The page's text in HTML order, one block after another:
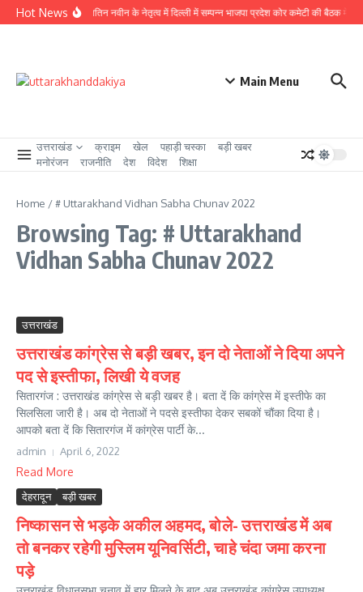
Skip to content
Hot News
राष्ट्रीय अध्यक्ष नितिन नवीन के नेतृत्व में दिल्ली में सम्पन्न भाजपा प्रदेश कोर कमेटी की बैठक में लिये
Main Menu
उत्तराखंड क्राइम खेल पहाड़ी चस्का
बड़ी खबर
मनोरंजन
राजनीति देश विदेश शिक्षा
Home /# Uttarakhand Vidhan Sabha Chunav 2022
Browsing Tag: # Uttarakhand
Vidhan Sabha Chunav 2022
उत्तराखंड
उत्तराखंड कांग्रेस से बड़ी खबर, इन दो नेताओं ने दिया अपने
पद से इस्तीफा, लिखी ये वजह
सितारगंज : उत्तराखंड कांग्रेस से बड़ी खबर है। बता दें कि कांग्रेस में इस्तीफे का
सिलसिला जारी है। अब दो नेताओं ने पदसे इस्तीफा देकर सबकों चौंका दिया है।
आपको बता दें कि सितारगंज में कांग्रेस पार्टी के...
admin April 6, 2022
Read More
देहरादून बड़ी खबर
निष्कासन से भड़के अकील अहमद, बोले- उत्तराखंड में अब
तो बनकर रहेगी मुस्लिम यूनिवर्सिटी, चाहे चंदा जमा करना
पड़े